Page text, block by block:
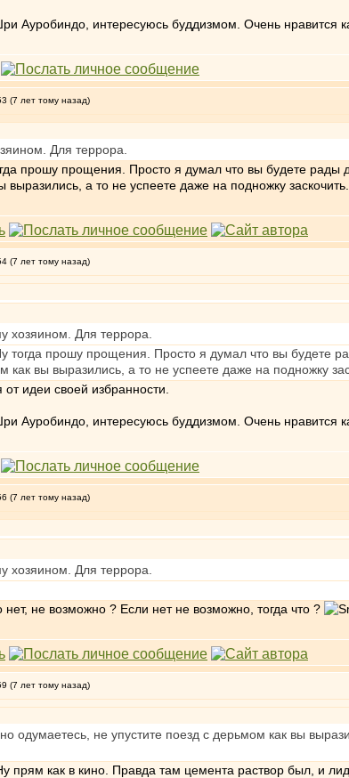
Ауробиндо, интересуюсь буддизмом. Очень нравится
(7 лет тому назад)
Для террора.
прошу прощения. Просто я думал что вы будете
выразились, а то не успеете даже на подножку
(7 лет тому назад)
хозяином. Для террора.
тогда прошу прощения. Просто я думал что вы будете
как вы выразились, а то не успеете даже на подножку
идеи своей избранности.
Ауробиндо, интересуюсь буддизмом. Очень нравится
(7 лет тому назад)
хозяином. Для террора.
не возможно ? Если нет не возможно, тогда что ?
(7 лет тому назад)
одумаетесь, не упустите поезд с дерьмом как вы
прям как в кино. Правда там цемента раствор был, и